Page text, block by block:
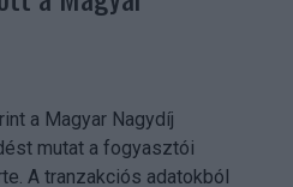
a Magyar Nagydíj
mutat a fogyasztói
A tranzakciós adatokból